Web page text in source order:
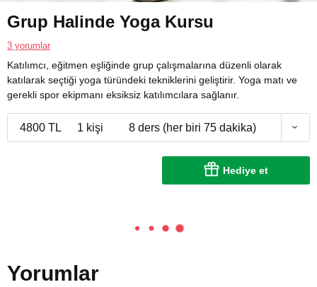
Grup Halinde Yoga Kursu
3 yorumlar
Katılımcı, eğitmen eşliğinde grup çalışmalarına düzenli olarak
katılarak seçtiği yoga türündeki tekniklerini geliştirir. Yoga matı ve
gerekli spor ekipmanı eksiksiz katılımcılara sağlanır.
4800 TL 1 kişi 8 ders (her biri 75 dakika)
Hediye et
Yorumlar